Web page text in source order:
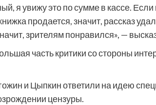
я увижу это по сумме в кассе.
продается, значит, рассказ
зрителям понравился», —
часть критики со стороны
и Цыпкин ответили на идею
цензуры.